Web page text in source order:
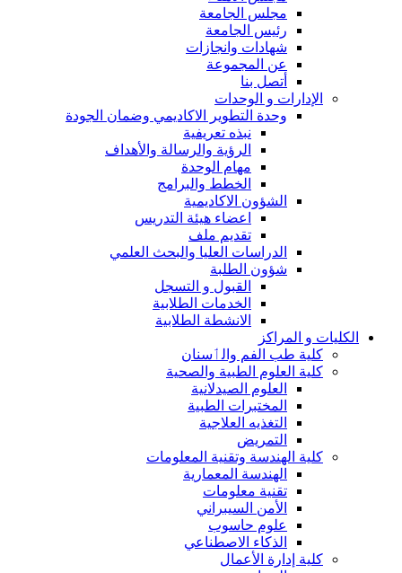
مجلس الجامعة
رئيس الجامعة
شهادات وانجازات
عن المجموعة
أتصل بنا
الإدارات و الوحدات
وحدة التطوير الاكاديمي وضمان الجودة
نبذه تعريفية
الرؤية والرسالة والأهداف
مهام الوحدة
الخطط والبرامج
الشؤون الاكاديمية
اعضاء هيئة التدريس
تقديم ملف
الدراسات العليا والبحث العلمي
شؤون الطلبة
القبول و التسجل
الخدمات الطلابية
الانشطة الطلابية
الكليات و المراكز
كلية طب الفم والٲسنان
كلية العلوم الطبية والصحية
العلوم الصيدلانية
المختبرات الطبية
التغذيه العلاجية
التمريض
كلية الهندسة وتقنية المعلومات
الهندسة المعمارية
تقنية معلومات
الأمن السيبراني
علوم حاسوب
الذكاء الاصطناعي
كلية إدارة الأعمال